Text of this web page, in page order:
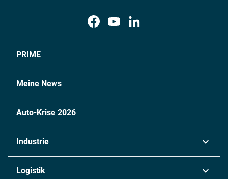
PRIME
Meine News
Auto-Krise 2026
Industrie
Logistik